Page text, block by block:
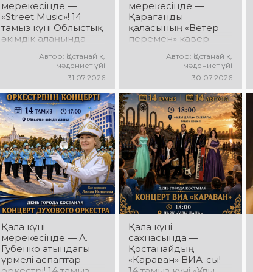
мерекесінде —
«Street Music»! 14
тамыз күні Облыстық
әкімдік алаңында
ұжымдарының
«Street Music»
бағдарламасы өтеді!
Сіздерді заманауи
музыка, жарқын
орындаулар, қуатты
энергия мен көтеріңкі
мерекелік көңіл күй
күтеді!
Автор: Қостанай қ.
мәдениет үйі
31.07.2026
мерекесінде —
Қарағанды
қаласының «Ветер
перемен» кавер-
«Ұлы Дала»
саябағында Юрий
Шатунов пен
«Ласковый май»
тобының
шығармашылығына
арналған концерт
өтеді! Сіздерді көпшілік
сүйіп тыңдайтын
әндер, жылы
естеліктер мен
ерекше музыкалық
атмосфера күтеді!
Автор: Қостанай қ.
мәдениет үйі
30.07.2026
Қала күні
мерекесінде — А.
Губенко атындағы
үрмелі аспаптар
Қала күні
сахнасында —
Қостанайдың
«Караван» ВИА-сы!